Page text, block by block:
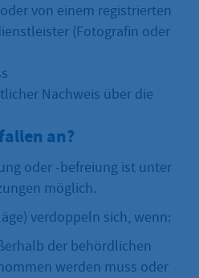
von einem registrierten
(Fotografin oder
Nachweis über die
an?
oder -befreiung ist unter
möglich.
verdoppeln sich, wenn:
der behördlichen
werden muss oder